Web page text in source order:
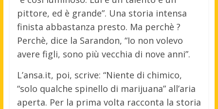
pittore, ed è grande”. Una storia intensa
finista abbastanza presto. Ma perchè ?
Perchè, dice la Sarandon, “Io non volevo
avere figli, sono più vecchia di nove anni”.
L’ansa.it, poi, scrive: “Niente di chimico,
“solo qualche spinello di marijuana” all’aria
aperta. Per la prima volta racconta la storia